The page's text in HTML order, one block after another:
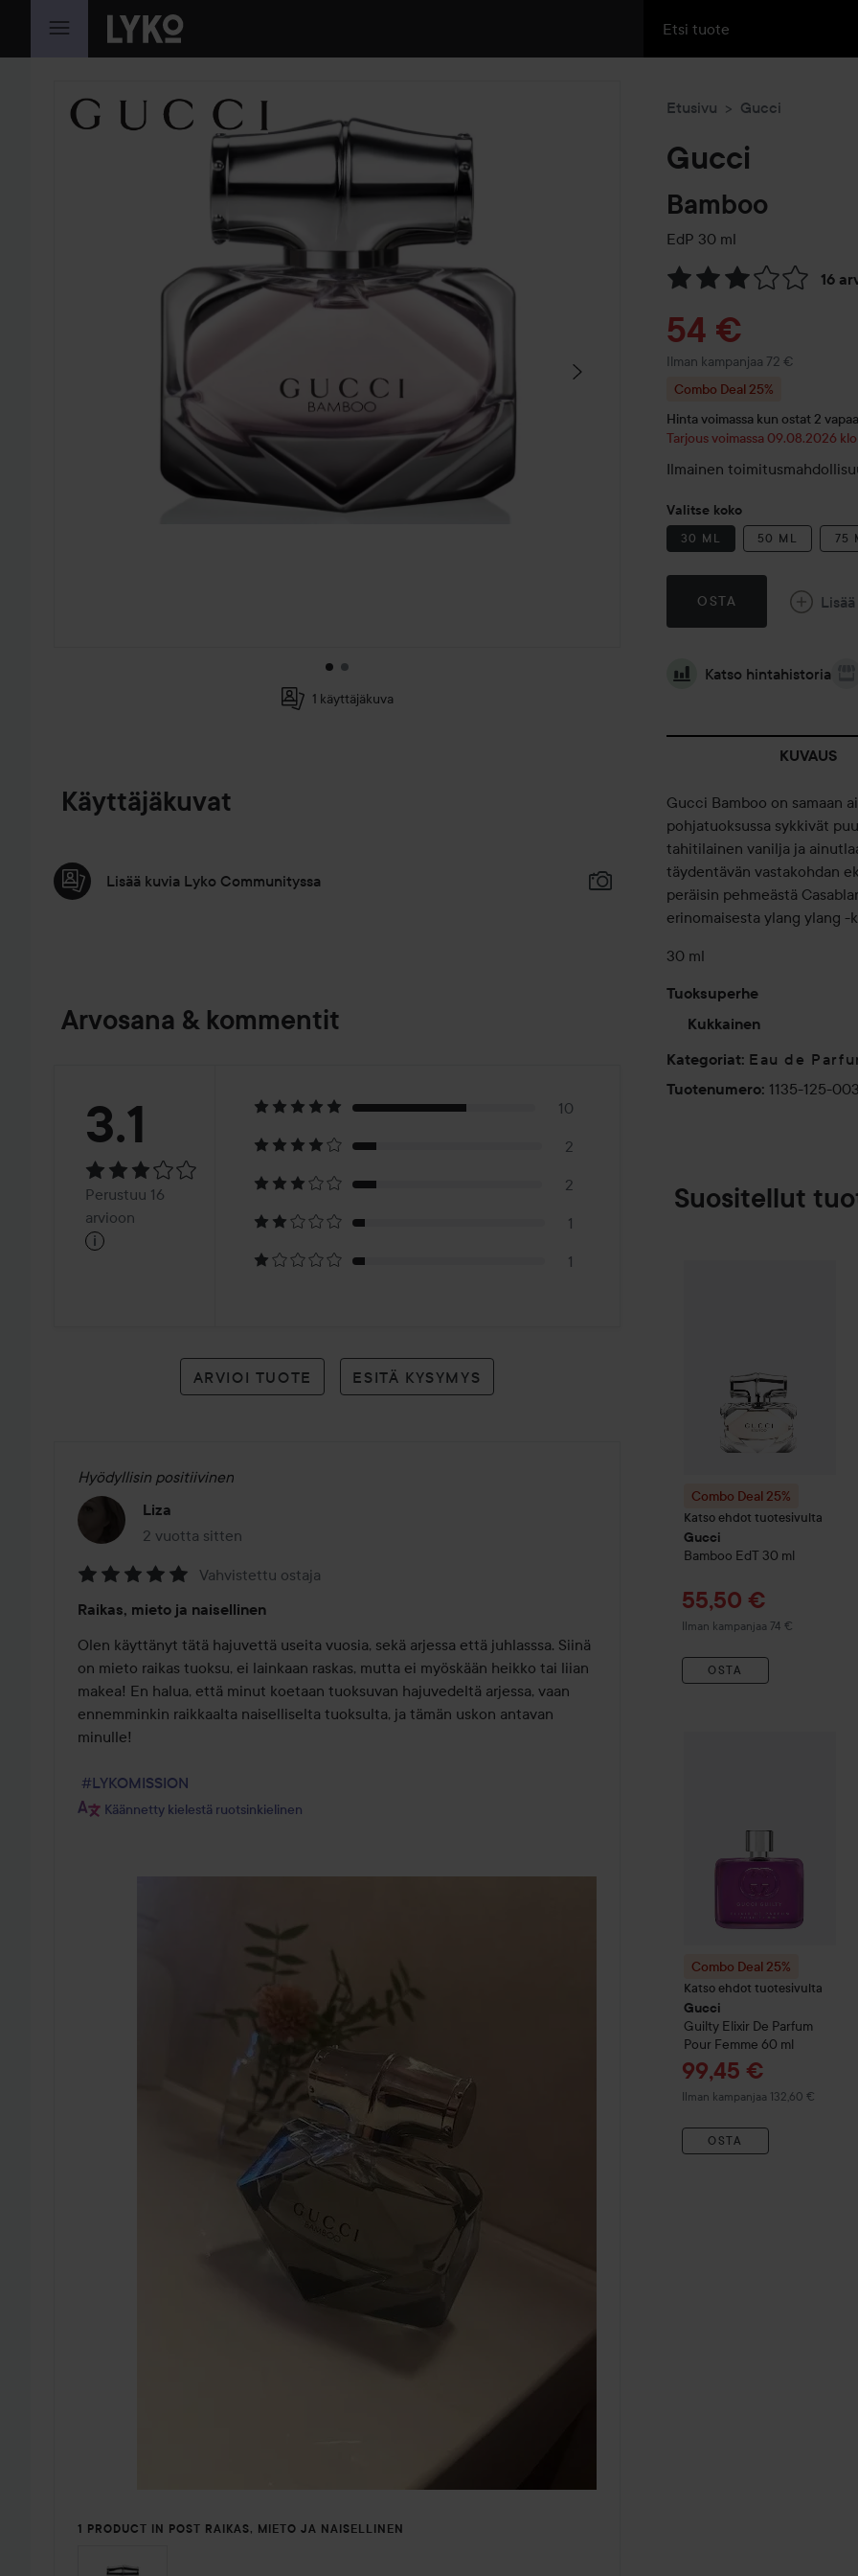
SIIRTYÄ JHK SISÄLTÖÖN
OHITA OSIO
1 käyttäjäkuva
Käyttäjäkuvat
Lisää kuvia Lyko Communityssa
Arvosana & kommentit
Arvosana:
3.1Perustuu
16
3.1
Perustuu 16
arvioon
i
10
2
2
1
1
ARVIOI TUOTE ESITÄ KYSYMYS
Hyödyllisin positiivinen
Liza
2 vuotta sitten
Viesti luotiin 2 vuotta sitten
5
/
5
Vahvistettu ostaja
Raikas, mieto ja naisellinen
Olen käyttänyt tätä hajuvettä useita vuosia, sekä arjessa että juhlasssa. Siinä
on mieto raikas tuoksu, ei lainkaan raskas, mutta ei myöskään heikko tai liian
makea! En halua, että minut koetaan tuoksuvan hajuvedeltä arjessa, vaan
ennemminkin raikkaalta naiselliselta tuoksulta, ja tämän uskon antavan
minulle!
#LYKOMISSION
Käännetty kielestä ruotsinkielinen
1 PRODUCT IN POST RAIKAS, MIETO JA NAISELLINEN
Etusivu Gucci
Gucci
Bamboo
EdP 30 ml
16
Siirtyä jhk Arvosana &
Tarjoushinta
54 €
Ilman kampanjaa 72 €
Combo Deal 25%
Hinta voimassa kun ostat 2
Tarjous voimassa 09.08.2026
Ilmainen
Valitse koko
30 ML 50 ML 75
OSTA Lisää
Katso hintahistoria
KUVAUS
Gucci Bamboo on samaan
pohjatuoksussa sykkivät
tahitilainen vanilja ja
täydentävän vastakohdan
peräisin pehmeästä
erinomaisesta ylang ylang -
30 ml
Tuoksuperhe
Kukkainen
Kategoriat: Eau de
Tuotenumero: 1135-125-
Suositellut
Combo Deal 25%
Katso ehdot tuotesivulta
Gucci
Bamboo EdT 30 ml
Tarjoushinta
55,50 €
Ilman kampanjaa 74 €
OSTA
Combo Deal 25%
Katso ehdot tuotesivulta
Gucci
Guilty Elixir De Parfum
Pour Femme 60 ml
Tarjoushinta
99,45 €
Ilman kampanjaa 132,60 €
OSTA